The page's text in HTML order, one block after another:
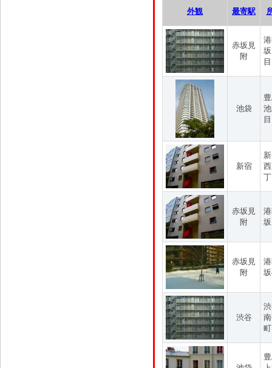
外観 最寄駅
赤坂見
附
目
池袋
目
新宿
赤坂見
附
赤坂見
附
渋谷